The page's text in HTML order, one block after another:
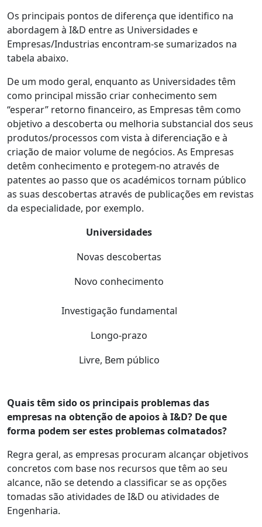
Os principais pontos de diferença que identifico na
abordagem à I&D entre as Universidades e
Empresas/Industrias encontram-se sumarizados na
tabela abaixo.
De um modo geral, enquanto as Universidades têm
como principal missão criar conhecimento sem
“esperar” retorno financeiro, as Empresas têm como
objetivo a descoberta ou melhoria substancial dos seus
produtos/processos com vista à diferenciação e à
criação de maior volume de negócios. As Empresas
detêm conhecimento e protegem-no através de
patentes ao passo que os académicos tornam público
as suas descobertas através de publicações em revistas
da especialidade, por exemplo.
Universidades
Novas descobertas
Novo conhecimento
Investigação fundamental
Longo-prazo
Livre, Bem público
Quais têm sido os principais problemas das
empresas na obtenção de apoios à I&D? De que
forma podem ser estes problemas colmatados?
Regra geral, as empresas procuram alcançar objetivos
concretos com base nos recursos que têm ao seu
alcance, não se detendo a classificar se as opções
tomadas são atividades de I&D ou atividades de
Engenharia.